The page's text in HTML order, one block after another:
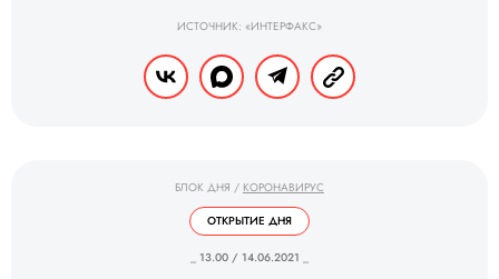
ИСТОЧНИК: «ИНТЕРФАКС»
БЛОК ДНЯ / КОРОНАВИРУС
ОТКРЫТИЕ ДНЯ
_ 13.00 / 14.06.2021 _